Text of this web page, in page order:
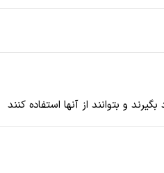
و بتوانند از آنها استفاده کنند